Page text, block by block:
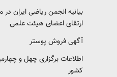
بیانیه انجمن ریاضی ایران در
ارتقای اعضای هیئت علمی
آگهی فروش پوستر
اطلاعات برگزاری چهل و
کشور